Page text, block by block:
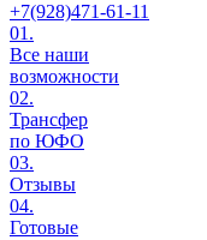
+7(928)471-61-11
01.
Все наши
возможности
02.
Трансфер
по ЮФО
03.
Отзывы
04.
Готовые